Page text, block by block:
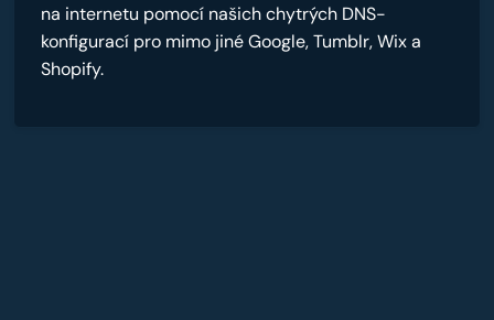
na internetu pomocí našich chytrých DNS-
konfigurací pro mimo jiné Google, Tumblr, Wix a
Shopify.